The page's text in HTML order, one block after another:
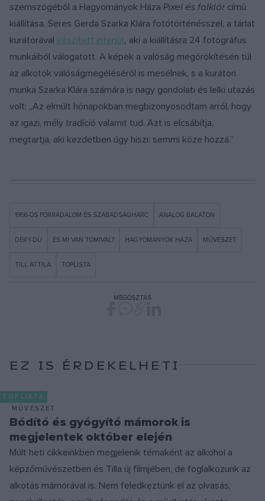
szemszögéből a Hagyományok Háza Pixel és folklórcímű
kiállítása. Seres Gerda Szarka Klára fotótörténésszel, a tárlat
kurátorával készített interjút, aki a kiállításra 24 fotográfus
munkáiból válogatott. A képek a valóság megörökítésén túl
az alkotók valóságmegéléséről is mesélnek, s a kurátori
munka Szarka Klára számára is nagy gondolati és lelki utazás
volt: „Az elmúlt hónapokban megbizonyosodtam arról, hogy
az igazi, mély tradíció valamit tud. Azt is elcsábítja,
megtartja, aki kezdetben úgy hiszi: semmi köze hozzá.”
1956-OS FORRADALOM ÉS SZABADSÁGHARC ANALOG BALATON
DÉRY-DÍJ ÉS MI VAN TOMIVAL? HAGYOMÁNYOK HÁZA MŰVÉSZET
TILL ATTILA TOPLISTA
MEGOSZTÁS
EZ IS ÉRDEKELHETI
TOPLISTA
MŰVÉSZET
Bódító és gyógyító mámorok is
megjelentek október elején
Múlt heti cikkeinkben megjelenik témaként az alkohol a
képzőművészetben és Tilla új filmjében, de foglalkozunk az
alkotás mámorával is. Nem feledkeztünk el az olvasás,